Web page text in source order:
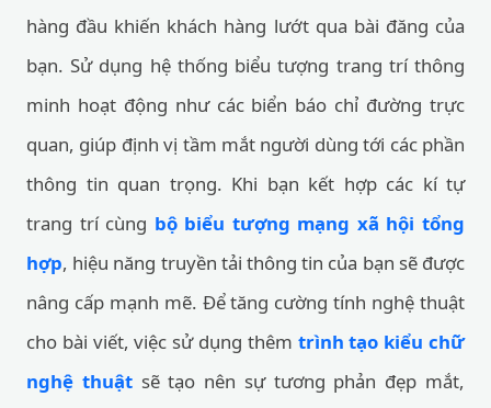
hàng đầu khiến khách hàng lướt qua bài đăng của
bạn. Sử dụng hệ thống biểu tượng trang trí thông
minh hoạt động như các biển báo chỉ đường trực
quan, giúp định vị tầm mắt người dùng tới các phần
thông tin quan trọng. Khi bạn kết hợp các kí tự
trang trí cùng bộ biểu tượng mạng xã hội tổng
hợp, hiệu năng truyền tải thông tin của bạn sẽ được
nâng cấp mạnh mẽ. Để tăng cường tính nghệ thuật
cho bài viết, việc sử dụng thêm trình tạo kiểu chữ
nghệ thuậtsẽ tạo nên sự tương phản đẹp mắt,